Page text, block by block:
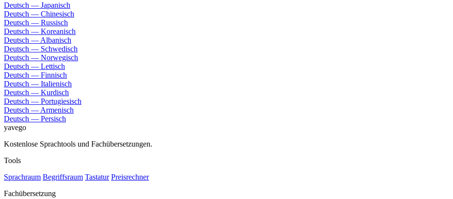
Deutsch — Japanisch
Deutsch — Chinesisch
Deutsch — Russisch
Deutsch — Koreanisch
Deutsch — Albanisch
Deutsch — Schwedisch
Deutsch — Norwegisch
Deutsch — Lettisch
Deutsch — Finnisch
Deutsch — Italienisch
Deutsch — Kurdisch
Deutsch — Portugiesisch
Deutsch — Armenisch
Deutsch — Persisch
yavego
Kostenlose Sprachtools und Fachübersetzungen.
Tools
Sprachraum Begriffsraum Tastatur Preisrechner
Fachübersetzung